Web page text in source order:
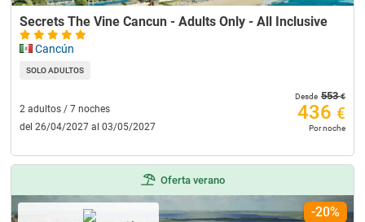
Secrets The Vine Cancun - Adults Only - All Inclusive
Cancún
SOLO ADULTOS
2 adultos / 7 noches
del 26/04/2027 al 03/05/2027
Desde 553€
436 €
Por noche
Oferta verano
-20%